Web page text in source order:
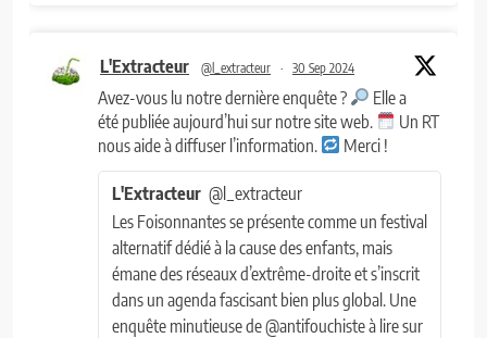
L'Extracteur @l_extracteur · 30 Sep 2024
Avez-vous lu notre dernière enquête ?
Elle a
été publiée aujourd’hui sur notre site web.
Un RT
nous aide à diffuser l’information.
Merci !
L'Extracteur @l_extracteur
Les Foisonnantes se présente comme un festival
alternatif dédié à la cause des enfants, mais
émane des réseaux d’extrême-droite et s’inscrit
dans un agenda fascisant bien plus global. Une
enquête minutieuse de @antifouchiste à lire sur